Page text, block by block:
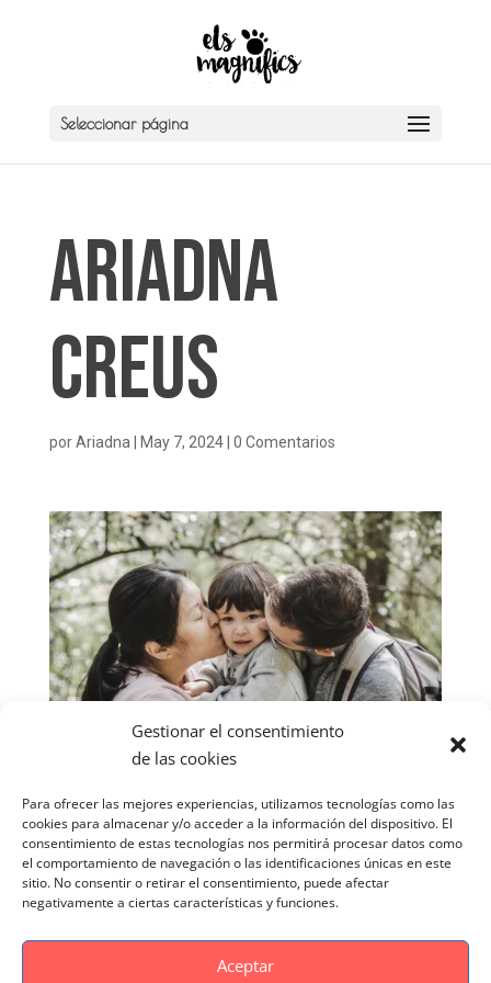
Gestionar el consentimiento
de las cookies
Para ofrecer las mejores experiencias, utilizamos tecnologías como las
cookies para almacenar y/o acceder a la información del dispositivo. El
consentimiento de estas tecnologías nos permitirá procesar datos como
el comportamiento de navegación o las identificaciones únicas en este
sitio. No consentir o retirar el consentimiento, puede afectar
negativamente a ciertas características y funciones.
Aceptar
Seleccionar página
Ariadna
Creus
porAriadna May 7, 2024| 0 Comentarios